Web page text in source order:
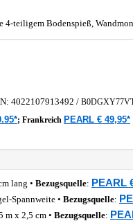
teiligem Bodenspieß,
4022107913492 /
; Frankreich PEARL € 49,95*
lang • Bezugsquelle: PEARL
Spannweite • Bezugsquelle:
m x 2,5 cm • Bezugsquelle: